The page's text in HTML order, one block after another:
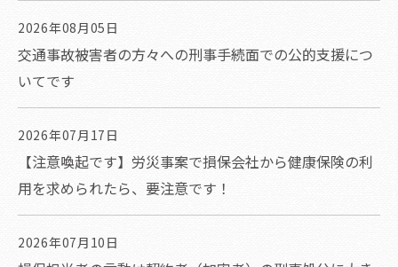
2026年08月05日
交通事故被害者の方々への刑事手続面での公的支援につ
いてです
2026年07月17日
【注意喚起です】労災事案で損保会社から健康保険の利
用を求められたら、要注意です！
2026年07月10日